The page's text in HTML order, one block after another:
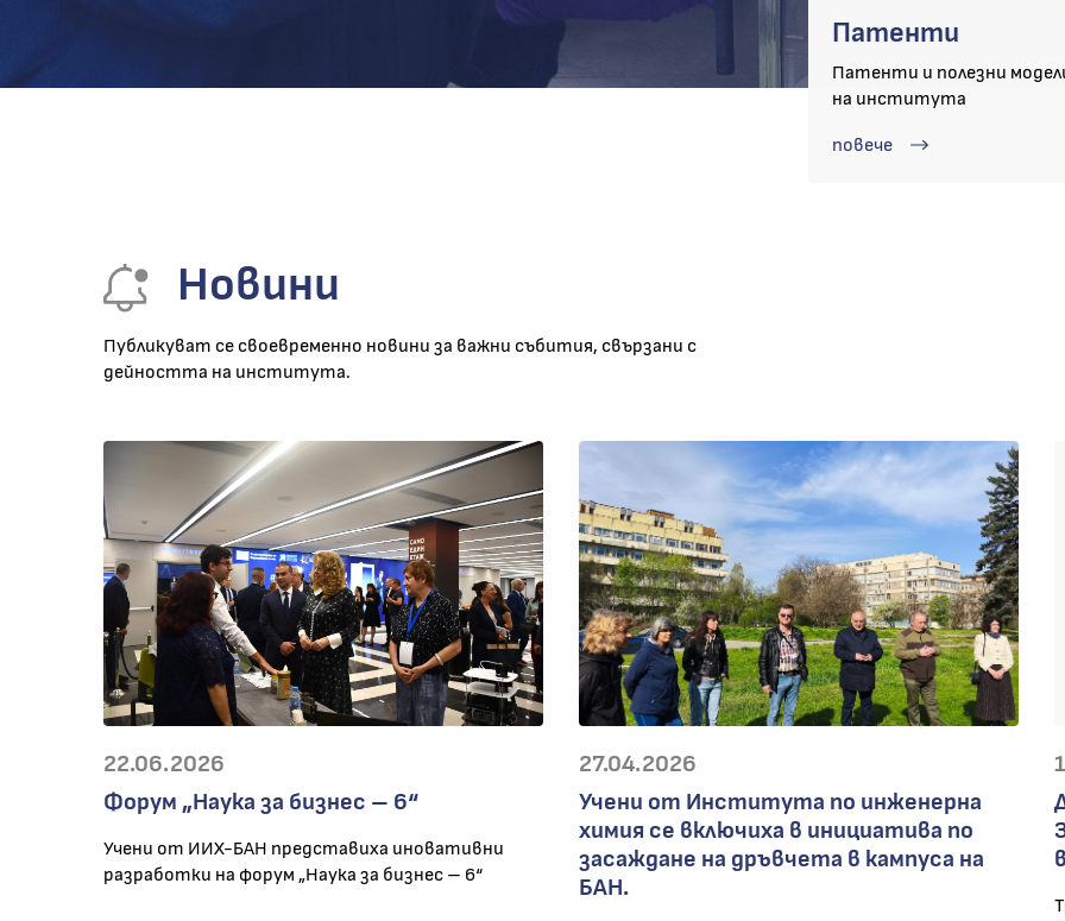
Патенти
Патенти и полезни
на института
повече
Новини
Публикуват се своевременно новини за важни събития, свързани с
дейността на института.
22.06.2026
Форум „Наука за бизнес – 6“
Учени от ИИХ-БАН представиха иновативни
разработки на форум „Наука за бизнес – 6“
27.04.2026
Учени от Института по инженерна
химия се включиха в инициатива по
засаждане на дръвчета в кампуса на
БАН.